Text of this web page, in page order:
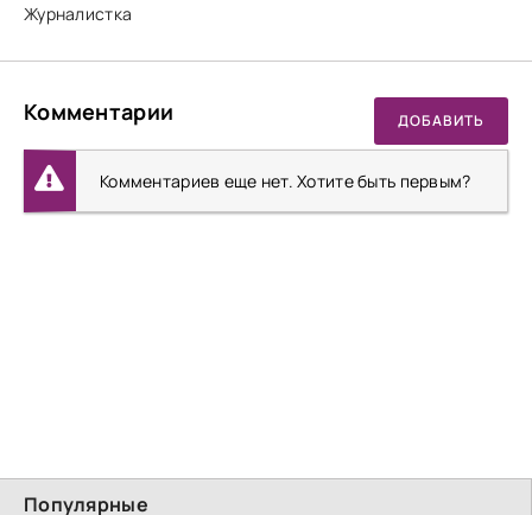
Популярные
Журналистка
Комментарии ДОБАВИТЬ
Комментариев еще нет. Хотите быть первым?